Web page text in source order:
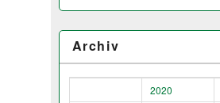
Archiv
2020